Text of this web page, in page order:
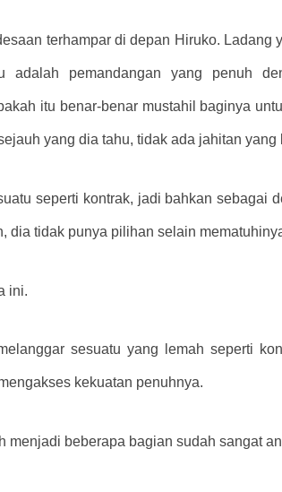
terhampar di depan Hiruko.
adalah pemandangan yang penuh
itu benar-benar mustahil baginya
yang dia tahu, tidak ada jahitan yang
seperti kontrak, jadi bahkan sebagai
dia tidak punya pilihan selain
ini.
sesuatu yang lemah seperti
kekuatan penuhnya.
beberapa bagian sudah sangat